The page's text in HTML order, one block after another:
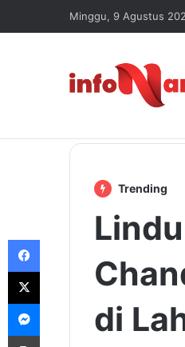
Minggu, 9 Agustus
Trending
di